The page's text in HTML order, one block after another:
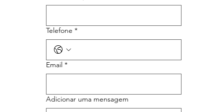
Telefone *
Email *
Adicionar uma mensagem